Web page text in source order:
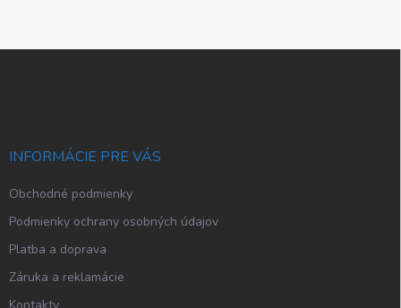
INFORMÁCIE PRE VÁS
Obchodné podmienky
Podmienky ochrany osobných údajov
Platba a doprava
Záruka a reklamácie